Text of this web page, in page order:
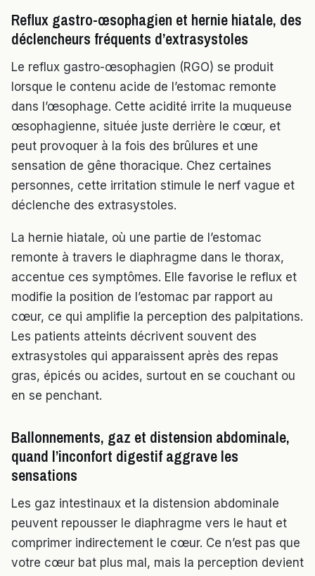
Reflux gastro-œsophagien et hernie hiatale, des
déclencheurs fréquents d’extrasystoles
Le reflux gastro-œsophagien (RGO) se produit
lorsque le contenu acide de l’estomac remonte
dans l’œsophage. Cette acidité irrite la muqueuse
œsophagienne, située juste derrière le cœur, et
peut provoquer à la fois des brûlures et une
sensation de gêne thoracique. Chez certaines
personnes, cette irritation stimule le nerf vague et
déclenche des extrasystoles.
La hernie hiatale, où une partie de l’estomac
remonte à travers le diaphragme dans le thorax,
accentue ces symptômes. Elle favorise le reflux et
modifie la position de l’estomac par rapport au
cœur, ce qui amplifie la perception des palpitations.
Les patients atteints décrivent souvent des
extrasystoles qui apparaissent après des repas
gras, épicés ou acides, surtout en se couchant ou
en se penchant.
Ballonnements, gaz et distension abdominale,
quand l’inconfort digestif aggrave les
sensations
Les gaz intestinaux et la distension abdominale
peuvent repousser le diaphragme vers le haut et
comprimer indirectement le cœur. Ce n’est pas que
votre cœur bat plus mal, mais la perception devient